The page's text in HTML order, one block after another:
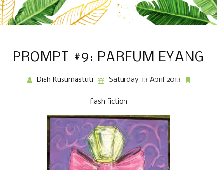
PROMPT #9: PARFUM EYANG
Diah Kusumastuti Saturday, 13 April 2013
flash fiction